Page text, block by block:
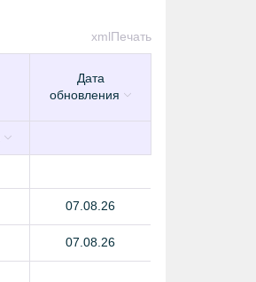
xmlПечать
Дата
обновления
07.08.26
07.08.26